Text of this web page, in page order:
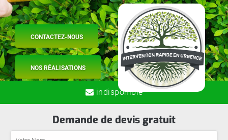
CONTACTEZ-NOUS
NOS RÉALISATIONS
indisponible
Demande de devis gratuit